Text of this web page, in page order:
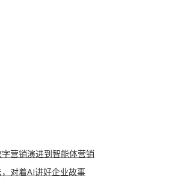
营销演进到智能体营销
对着AI讲好企业故事